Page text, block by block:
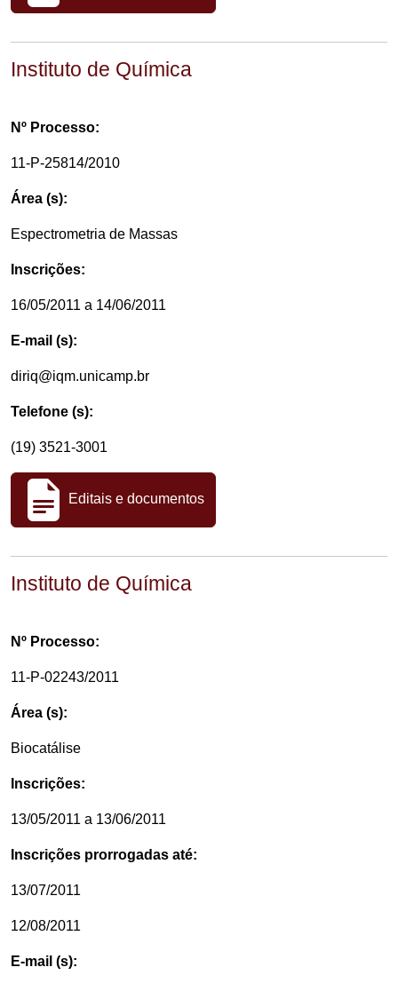
Instituto de Química
Nº Processo:
11-P-25814/2010
Área (s):
Espectrometria de Massas
Inscrições:
16/05/2011 a 14/06/2011
E-mail (s):
diriq@iqm.unicamp.br
Telefone (s):
(19) 3521-3001
Editais e documentos
Instituto de Química
Nº Processo:
11-P-02243/2011
Área (s):
Biocatálise
Inscrições:
13/05/2011 a 13/06/2011
Inscrições prorrogadas até:
13/07/2011
12/08/2011
E-mail (s):